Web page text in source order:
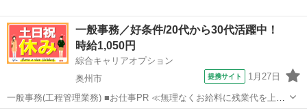
一般事務／好条件/20代から30代活躍中！
時給1,050円
綜合キャリアオプション
奥州市
提携サイト 1月27日
一般事務(工程管理業務) ■お仕事PR ≪無理なくお給料に残業代を上乗